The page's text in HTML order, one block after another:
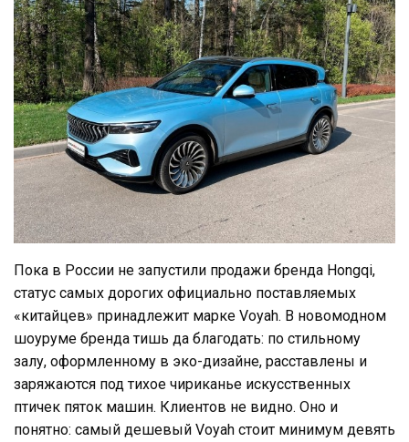
Пока в России не запустили продажи бренда Hongqi,
статус самых дорогих официально поставляемых
«китайцев» принадлежит марке Voyah. В новомодном
шоуруме бренда тишь да благодать: по стильному
залу, оформленному в эко-дизайне, расставлены и
заряжаются под тихое чириканье искусственных
птичек пяток машин. Клиентов не видно. Оно и
понятно: самый дешевый Voyah стоит минимум девять